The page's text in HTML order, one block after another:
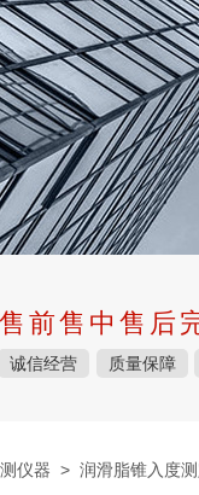
售前售中售后
诚信经营 质量保障
仪器 > 润滑脂锥入度